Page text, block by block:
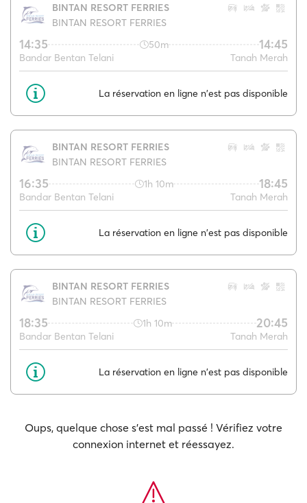
BINTAN RESORT FERRIES
BINTAN RESORT FERRIES
14:35 50m 14:45
Bandar Bentan Telani Tanah Merah
La réservation en ligne n'est pas disponible
BINTAN RESORT FERRIES
BINTAN RESORT FERRIES
16:35 1h 10m 18:45
Bandar Bentan Telani Tanah Merah
La réservation en ligne n'est pas disponible
BINTAN RESORT FERRIES
BINTAN RESORT FERRIES
18:35 1h 10m 20:45
Bandar Bentan Telani Tanah Merah
La réservation en ligne n'est pas disponible
Oups, quelque chose s'est mal passé ! Vérifiez votre
connexion internet et réessayez.